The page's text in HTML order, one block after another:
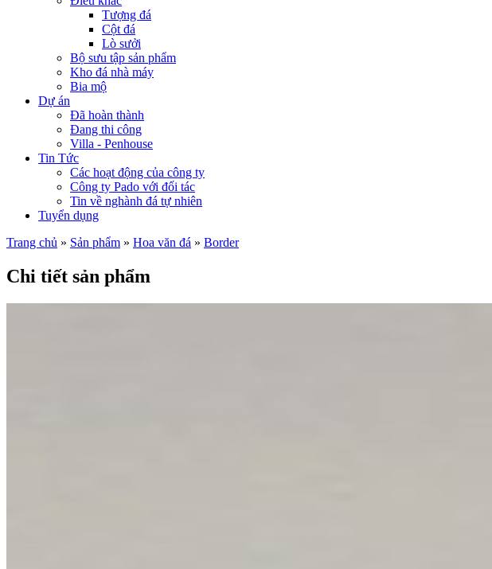
Tượng đá
Cột đá
Lò sưởi
Bộ sưu tập sản phẩm
Kho đá nhà máy
Bia mộ
Dự án
Đã hoàn thành
Đang thi công
Villa - Penhouse
Tin Tức
Các hoạt động của công ty
Công ty Pado với đối tác
Tin về nghành đá tự nhiên
Tuyển dụng
Trang chủ » Sản phẩm » Hoa văn đá » Border
Chi tiết sản phẩm